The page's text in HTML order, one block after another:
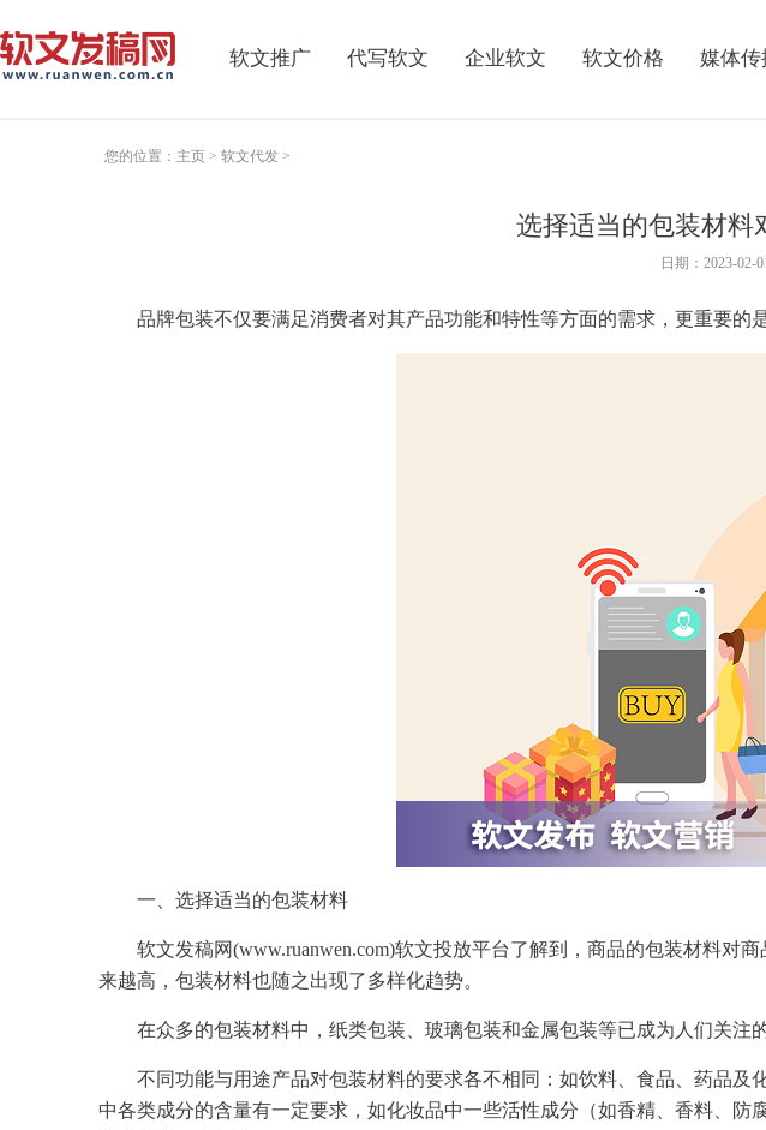
软文推广 代写软文 企业软文 软文价格 媒体传
您的位置： 主页 > 软文代发 >
选择适当的包装材料
日期：2023-
品牌包装不仅要满足消费者对其产品功能和特性等方面的需求，更重要的
一、 选择适当的包装材料
软文发稿网(www.ruanwen.com)软文投放平台了解到，商品的包装材料对
来越高，包装材料也随之出现了多样化趋势。
在众多的包装材料中，纸类包装、玻璃包装和金属包装等已成为人们关
不同功能与用途产品对包装材料的要求各不相同：如饮料、食品、药品及
中各类成分的含量有一定要求，如化妆品中一些活性成分（如香精、香料、防